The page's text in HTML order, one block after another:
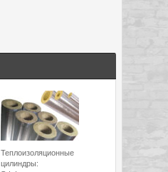
Теплоизоляционные
цилиндры: